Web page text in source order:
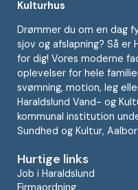
Kulturhus
Drømmer du om en dag
sjov og afslapning? Så er
for dig! Vores moderne
oplevelser for hele
svømning, motion, leg
Haraldslund Vand- og
kommunal institution
Sundhed og Kultur,
Hurtige links
Job i Haraldslund
Firmaordning